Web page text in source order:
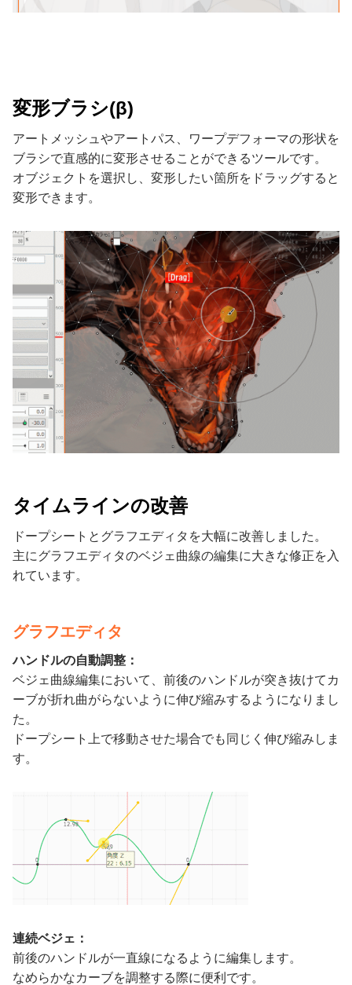
変形ブラシ(β)
アートメッシュやアートパス、ワープデフォーマの形状を
ブラシで直感的に変形させることができるツールです。
オブジェクトを選択し、変形したい箇所をドラッグすると
変形できます。
タイムラインの改善
ドープシートとグラフエディタを大幅に改善しました。
主にグラフエディタのベジェ曲線の編集に大きな修正を入
れています。
グラフエディタ
ハンドルの自動調整：
ベジェ曲線編集において、前後のハンドルが突き抜けてカ
ーブが折れ曲がらないように伸び縮みするようになりまし
た。
ドープシート上で移動させた場合でも同じく伸び縮みしま
す。
連続ベジェ：
前後のハンドルが一直線になるように編集します。
なめらかなカーブを調整する際に便利です。